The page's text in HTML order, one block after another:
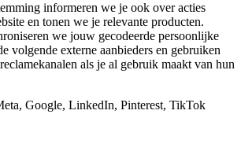
informeren we je ook over acties
en tonen we je relevante producten.
we jouw gecodeerde persoonlijke
volgende externe aanbieders en gebruiken
als je al gebruik maakt van hun
Google, LinkedIn, Pinterest, TikTok